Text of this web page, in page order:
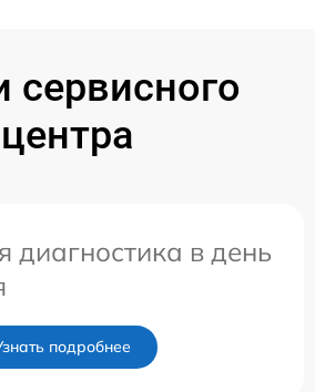
сервисного
центра
диагностика в день
подробнее